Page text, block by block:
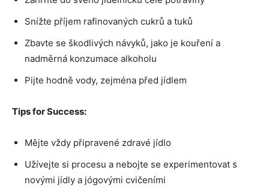
Snížte příjem rafinovaných cukrů a tuků
Zbavte se škodlivých návyků, jako je kouření a
nadměrná konzumace alkoholu
Pijte hodně vody, zejména před jídlem
Tips for Success:
Mějte vždy připravené zdravé jídlo
Užívejte si procesu a nebojte se experimentovat s
novými jídly a jógovými cvičeními